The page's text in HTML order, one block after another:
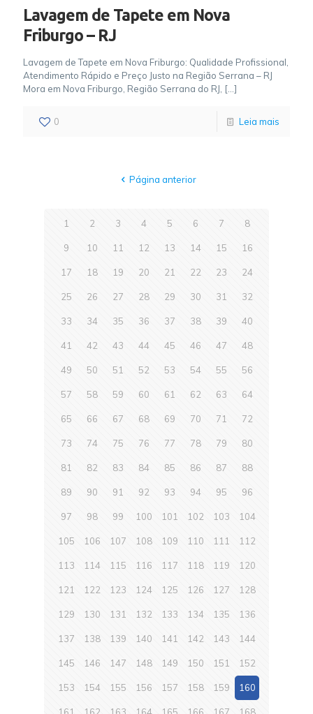
Lavagem de Tapete em Nova
Friburgo – RJ
Lavagem de Tapete em Nova Friburgo: Qualidade Profissional,
Atendimento Rápido e Preço Justo na Região Serrana – RJ
Mora em Nova Friburgo, Região Serrana do RJ, […]
0 Leia mais
Página anterior
1 2 3 4 5 6 7 8
9 10 11 12 13 14 15 16
17 18 19 20 21 22 23 24
25 26 27 28 29 30 31 32
33 34 35 36 37 38 39 40
41 42 43 44 45 46 47 48
49 50 51 52 53 54 55 56
57 58 59 60 61 62 63 64
65 66 67 68 69 70 71 72
73 74 75 76 77 78 79 80
81 82 83 84 85 86 87 88
89 90 91 92 93 94 95 96
97 98 99 100 101 102 103 104
105 106 107 108 109 110 111 112
113 114 115 116 117 118 119 120
121 122 123 124 125 126 127 128
129 130 131 132 133 134 135 136
137 138 139 140 141 142 143 144
145 146 147 148 149 150 151 152
153 154 155 156 157 158 159 160